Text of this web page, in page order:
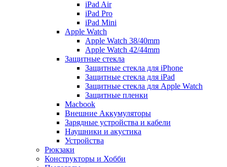
iPad Air
iPad Pro
iPad Mini
Apple Watch
Apple Watch 38/40mm
Apple Watch 42/44mm
Защитные стекла
Защитные стекла для iPhone
Защитные стекла для iPad
Защитные стекла для Apple Watch
Защитные пленки
Macbook
Внешние Аккумуляторы
Зарядные устройства и кабели
Наушники и акустика
Устройства
Рюкзаки
Конструкторы и Хобби